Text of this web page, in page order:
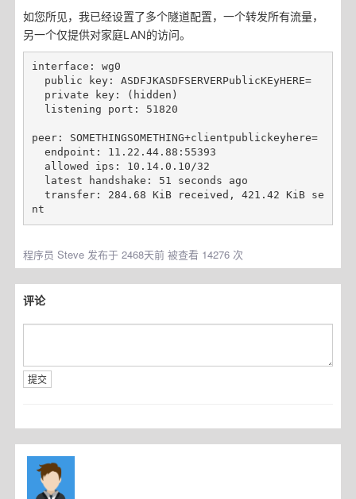
如您所见，我已经设置了多个隧道配置，一个转发所有流量，
另一个仅提供对家庭LAN的访问。
interface: wg0
peer: SOMETHINGSOMETHING+clientpublickeyhere=
程序员 Steve 发布于 2468天前 被查看 14276 次
评论
提交